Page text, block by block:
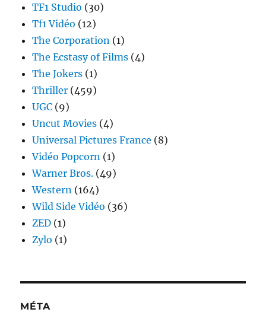
TF1 Studio (30)
Tf1 Vidéo (12)
The Corporation (1)
The Ecstasy of Films (4)
The Jokers (1)
Thriller (459)
UGC (9)
Uncut Movies (4)
Universal Pictures France (8)
Vidéo Popcorn (1)
Warner Bros. (49)
Western (164)
Wild Side Vidéo (36)
ZED (1)
Zylo (1)
MÉTA